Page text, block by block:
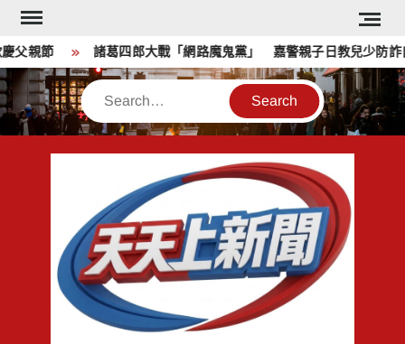
Skip
content
親節 諸葛四郎大戰「網路魔鬼黨」 嘉警親子日教兒少防詐自
Search